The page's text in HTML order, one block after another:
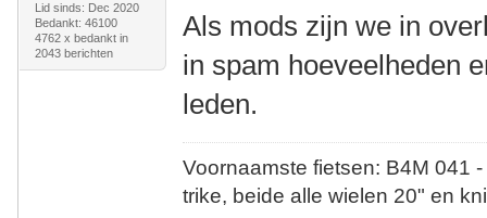
Lid sinds: Dec 2020
Bedankt: 46100
4762 x bedankt in
2043 berichten
Als mods zijn we in
in spam hoeveelheden
leden.
Voornaamste fietsen: B4M
trike, beide alle wielen 20" en